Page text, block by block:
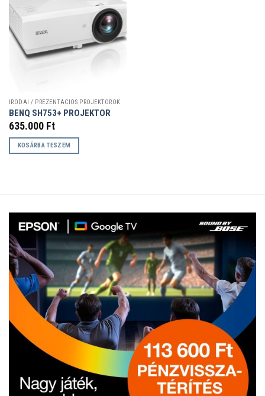
IRODAI / PREZENTÁCIÓS PROJEKTOROK
BENQ SH753+ PROJEKTOR
635.000 Ft
KOSÁRBA TESZEM